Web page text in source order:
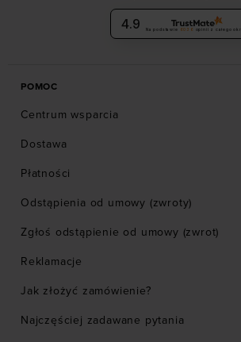
4.9 Na podstawie 6036 opinii z całego
POMOC
Centrum wsparcia
Dostawa
Płatności
Odstąpienia od umowy (zwroty)
Zgłoś odstąpienie od umowy (zwrot)
Reklamacje
Jak złożyć zamówienie?
Najczęściej zadawane pytania